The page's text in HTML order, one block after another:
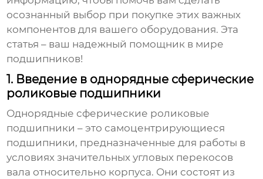
осознанный выбор при покупке этих важных
компонентов для вашего оборудования. Эта
статья – ваш надежный помощник в мире
подшипников!
1. Введение в однорядные сферические
роликовые подшипники
Однорядные сферические роликовые
подшипники – это самоцентрирующиеся
подшипники, предназначенные для работы в
условиях значительных угловых перекосов
вала относительно корпуса. Они состоят из